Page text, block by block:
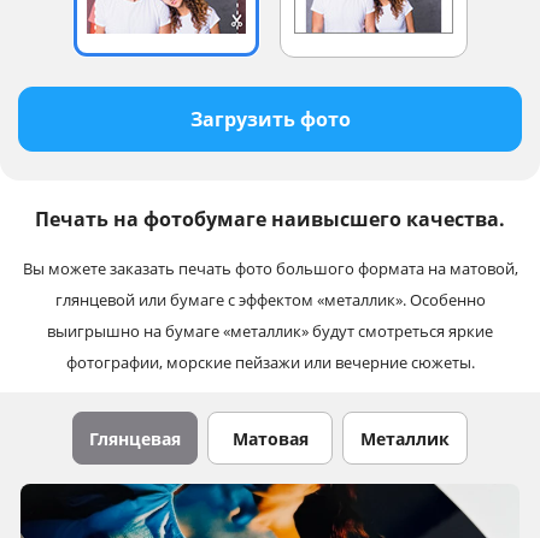
Загрузить фото
Печать на фотобумаге наивысшего качества.
Вы можете заказать печать фото большого формата на матовой,
глянцевой или бумаге с эффектом «металлик». Особенно
выигрышно на бумаге «металлик» будут смотреться яркие
фотографии, морские пейзажи или вечерние сюжеты.
Глянцевая Матовая Металлик